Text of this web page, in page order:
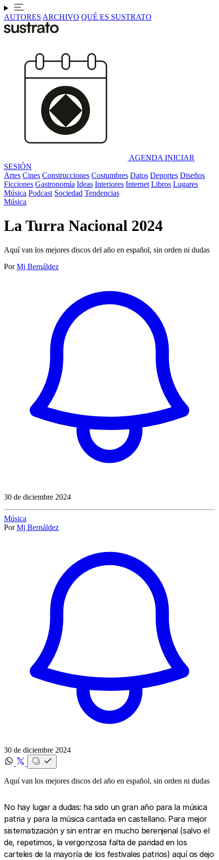
AUTORES ARCHIVO QUÉ ES SUSTRATO
AGENDA INICIAR
SESIÓN
Artes Cines Construcciones Costumbres Datos Deportes Diseños
Ficciones Gastronomía Ideas Interiores Internet Libros Lugares
Música Podcast Sociedad Tendencias
Música
La Turra Nacional 2024
Aquí van los mejores discos del año en español, sin orden ni dudas
Por Mj Bernáldez
30 de diciembre 2024
Música
Por Mj Bernáldez
30 de diciembre 2024
Aquí van los mejores discos del año en español, sin orden ni dudas
No hay lugar a dudas: ha sido un gran año para la música
patria y para la música cantada en castellano. Para mejor
sistematización y sin entrar en mucho berenjenal (salvo el
de, repetimos, la vergonzosa falta de paridad en los
carteles de la mayoría de los festivales patrios) aquí os dejo